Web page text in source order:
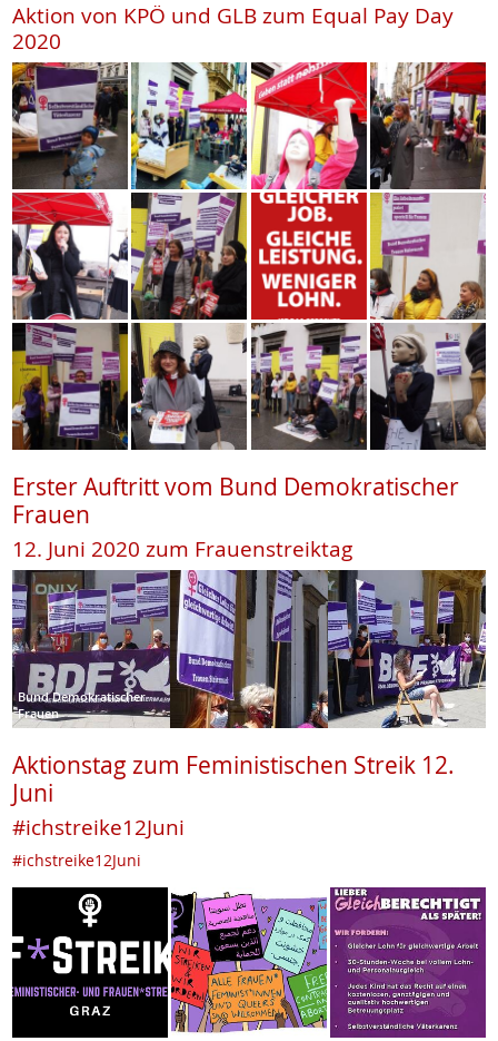
Aktion von KPÖ und GLB zum Equal Pay Day
2020
Erster Auftritt vom Bund Demokratischer
Frauen
12. Juni 2020 zum Frauenstreiktag
Bund Demokratischer
Frauen
Aktionstag zum Feministischen Streik 12.
Juni
#ichstreike12Juni
#ichstreike12Juni